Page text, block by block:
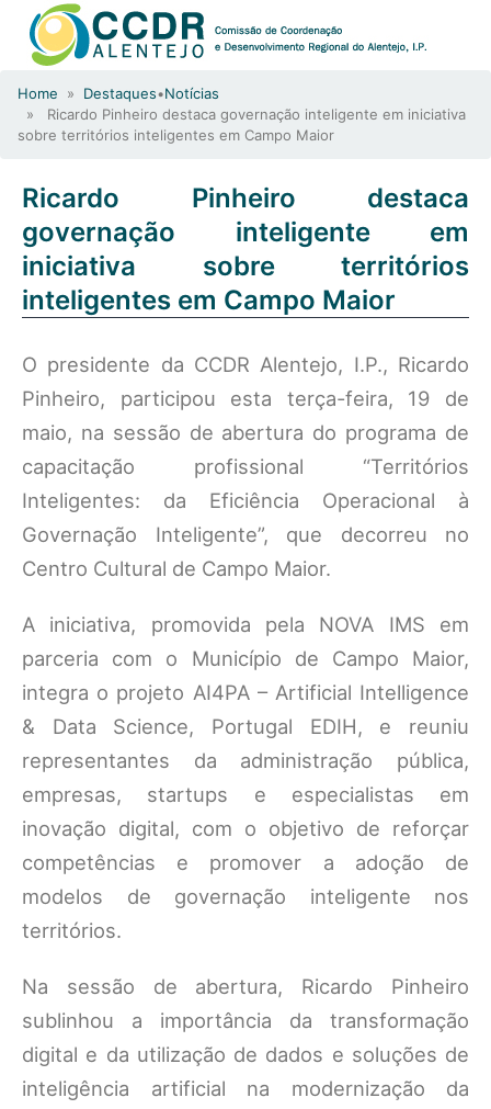
Home » Destaques•Notícias
» Ricardo Pinheiro destaca governação inteligente em iniciativa
sobre territórios inteligentes em Campo Maior
Ricardo Pinheiro destaca
governação inteligente em
iniciativa sobre territórios
inteligentes em Campo Maior
O presidente da CCDR Alentejo, I.P., Ricardo
Pinheiro, participou esta terça-feira, 19 de
maio, na sessão de abertura do programa de
capacitação profissional “Territórios
Inteligentes: da Eficiência Operacional à
Governação Inteligente”, que decorreu no
Centro Cultural de Campo Maior.
A iniciativa, promovida pela NOVA IMS em
parceria com o Município de Campo Maior,
integra o projeto AI4PA – Artificial Intelligence
& Data Science, Portugal EDIH, e reuniu
representantes da administração pública,
empresas, startups e especialistas em
inovação digital, com o objetivo de reforçar
competências e promover a adoção de
modelos de governação inteligente nos
territórios.
Na sessão de abertura, Ricardo Pinheiro
sublinhou a importância da transformação
digital e da utilização de dados e soluções de
inteligência artificial na modernização da